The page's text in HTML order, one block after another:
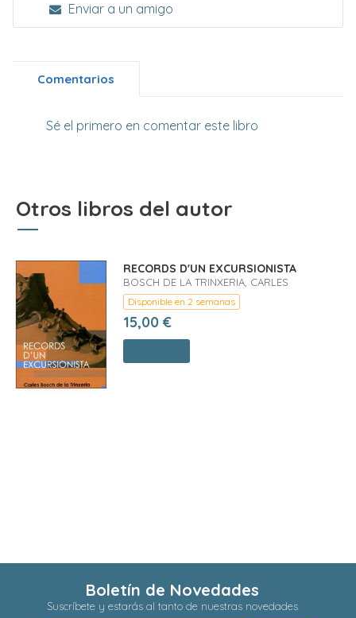
Enviar a un amigo
Comentarios
Sé el primero en comentar este libro
Otros libros del autor
RECORDS D'UN EXCURSIONISTA
BOSCH DE LA TRINXERIA, CARLES
Disponible en 2 semanas
15,00 €
Boletín de Novedades
Suscríbete y estarás al tanto de nuestras novedades